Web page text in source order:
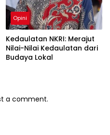
Opini
Kedaulatan NKRI: Merajut
Nilai-Nilai Kedaulatan dari
Budaya Lokal
a comment.